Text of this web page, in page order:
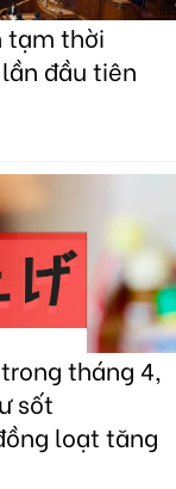
tạm thời
đầu tiên
tháng 4,
sốt
loạt tăng